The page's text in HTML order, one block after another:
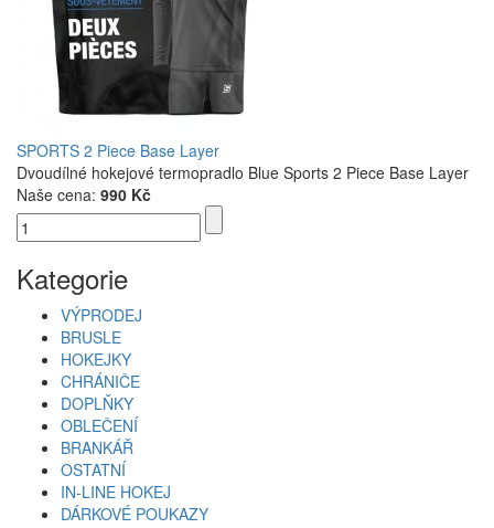
SPORTS 2 Piece Base Layer
Dvoudílné hokejové termopradlo Blue Sports 2 Piece Base Layer
Naše cena: 990 Kč
Kategorie
VÝPRODEJ
BRUSLE
HOKEJKY
CHRÁNIČE
DOPLŇKY
OBLEČENÍ
BRANKÁŘ
OSTATNÍ
IN-LINE HOKEJ
DÁRKOVÉ POUKAZY